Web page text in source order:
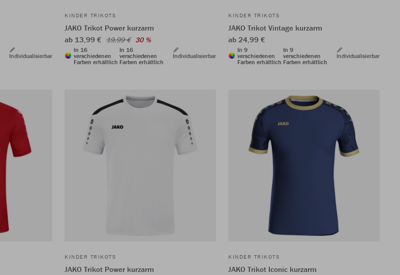
Individualisierbar
KINDER TRIKOTS
JAKO Trikot Power kurzarm
ab 13,99 € 19,99 € 30 %
In 16
verschiedenen
Farben erhältlich
In 16
verschiedenen
Farben erhältlich
Individualisierbar
KINDER TRIKOTS
JAKO Trikot Vintage kurzarm
ab 24,99 €
In 9
verschiedenen
Farben erhältlich
In 9
verschiedenen
Farben erhältlich
Individualisierbar
KINDER TRIKOTS
JAKO Trikot Power kurzarm
KINDER TRIKOTS
JAKO Trikot Iconic kurzarm